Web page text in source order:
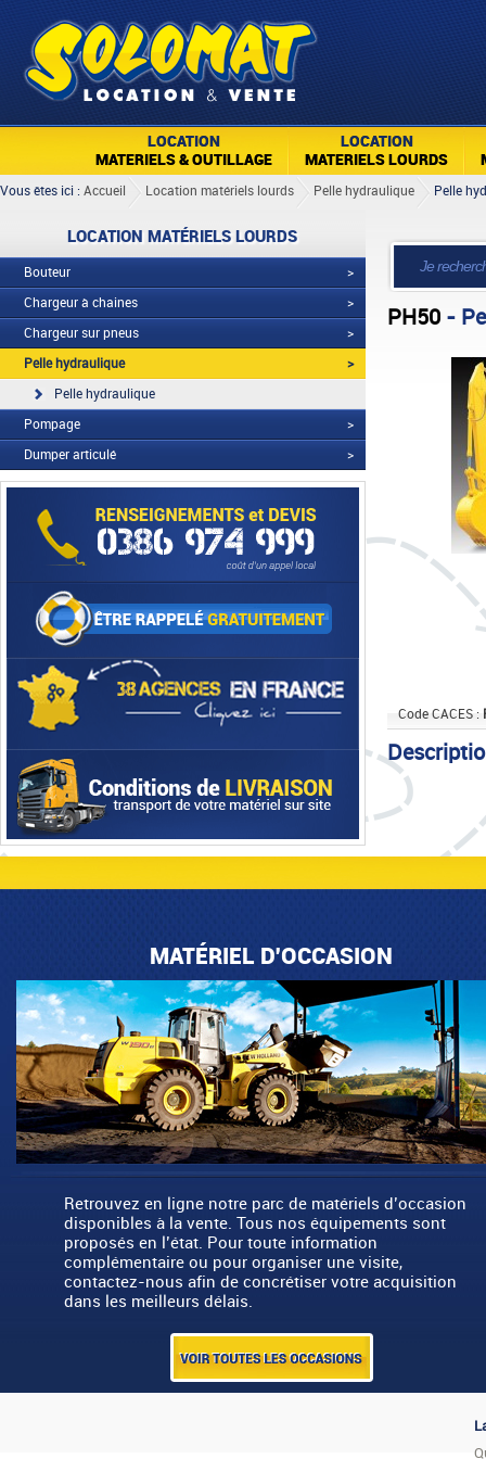
LOCATION
MATERIELS & OUTILLAGE
LOCATION
MATERIELS LOURDS
Vous êtes ici : Accueil Location matériels lourds Pelle hydraulique Pelle
LOCATION MATÉRIELS LOURDS
Bouteur
>
Chargeur à chaines
>
Chargeur sur pneus
>
Pelle hydraulique
>
Pelle hydraulique
Pompage
>
Dumper articulé
>
PH50 -
Code CACES :
MATÉRIEL D'OCCASION
Retrouvez en ligne notre parc de matériels d’occasion
disponibles à la vente. Tous nos équipements sont
proposés en l’état. Pour toute information
complémentaire ou pour organiser une visite,
contactez-nous afin de concrétiser votre acquisition
dans les meilleurs délais.